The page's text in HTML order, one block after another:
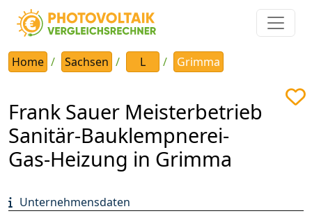
Home Sachsen L Grimma
Frank Sauer Meisterbetrieb
Sanitär-Bauklempnerei-
Gas-Heizung in Grimma
Unternehmensdaten